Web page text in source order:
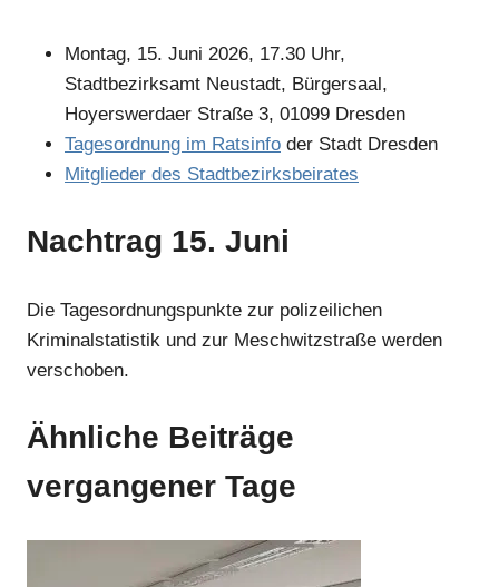
Montag, 15. Juni 2026, 17.30 Uhr,
Stadtbezirksamt Neustadt, Bürgersaal,
Hoyerswerdaer Straße 3, 01099 Dresden
Tagesordnung im Ratsinfo der Stadt Dresden
Mitglieder des Stadtbezirksbeirates
Nachtrag 15. Juni
Die Tagesordnungspunkte zur polizeilichen
Kriminalstatistik und zur Meschwitzstraße werden
verschoben.
Ähnliche Beiträge
vergangener Tage